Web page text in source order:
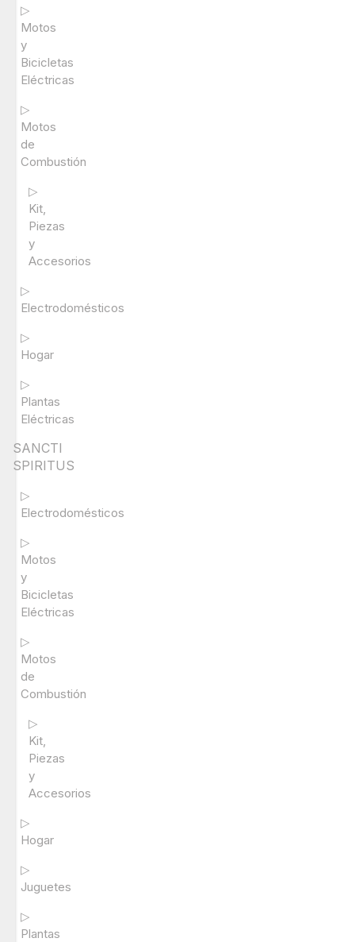
▷
Motos
y
Bicicletas
Eléctricas
▷
Motos
de
Combustión
▷
Kit,
Piezas
y
Accesorios
▷
Electrodomésticos
▷
Hogar
▷
Plantas
Eléctricas
SANCTI
SPIRITUS
▷
Electrodomésticos
▷
Motos
y
Bicicletas
Eléctricas
▷
Motos
de
Combustión
▷
Kit,
Piezas
y
Accesorios
▷
Hogar
▷
Juguetes
▷
Plantas